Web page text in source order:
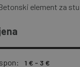
element za